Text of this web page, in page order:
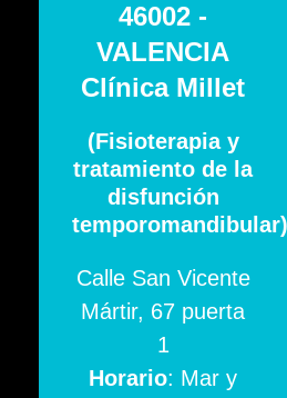
46002 -
VALENCIA
Clínica Millet
(Fisioterapia y
tratamiento de la
disfunción
temporomandibular)
Calle San Vicente
Mártir, 67 puerta
1
Horario: Mar y